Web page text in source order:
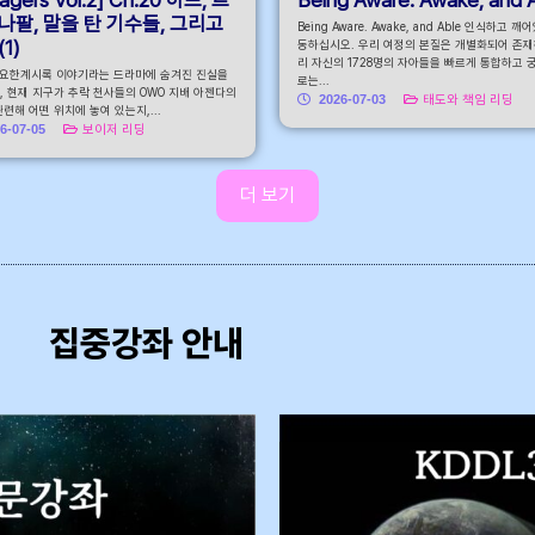
팔, 말을 탄 기수들, 그리고
한계시록 이야기라는 드라마에 숨겨진 진실을
현재 지구가 추락 천사들의 OWO 지배 아젠다의
해 어떤 위치에 놓여 있는지,...
07-05
보이저 리딩
Being Aware. Awake, and Able 인식하고 깨어
동하십시오. 우리 여정의 본질은 개별화되어 존
리 자신의 1728명의 자아들을 빠르게 통합하고
로는...
2026-07-03
태도와 책임 리딩
더 보기
집중강좌 안내